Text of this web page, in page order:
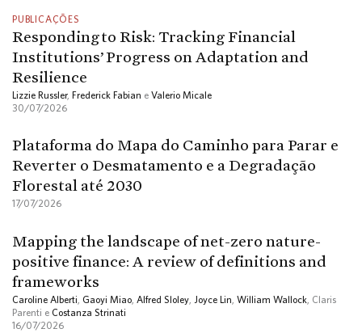
PUBLICAÇÕES
Responding to Risk: Tracking Financial
Institutions’ Progress on Adaptation and
Resilience
Lizzie Russler, Frederick Fabian e Valerio Micale
30/07/2026
Plataforma do Mapa do Caminho para Parar e
Reverter o Desmatamento e a Degradação
Florestal até 2030
17/07/2026
Mapping the landscape of net-zero nature-
positive finance: A review of definitions and
frameworks
Caroline Alberti Gaoyi Miao Alfred Sloley Joyce Lin William Wallock , Claris
Parenti e Costanza Strinati
16/07/2026